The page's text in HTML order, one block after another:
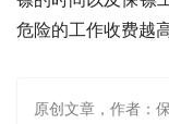
危险的工作收费越高
原创文章，作者：